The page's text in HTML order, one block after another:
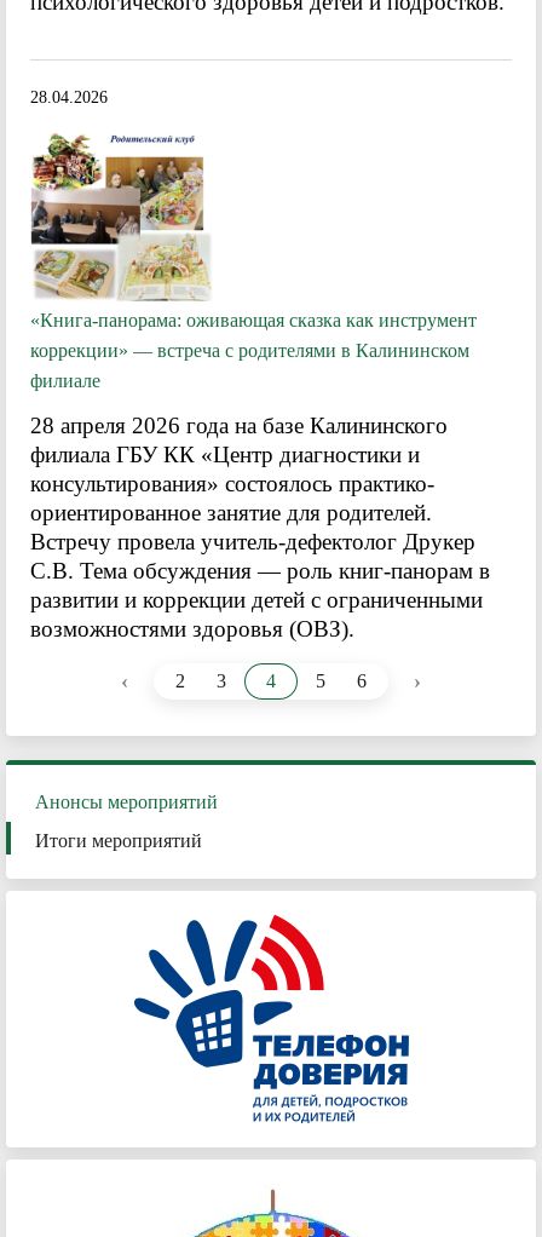
28.04.2026
«Книга-панорама: оживающая сказка как инструмент
коррекции» — встреча с родителями в Калининском
филиале
28 апреля 2026 года на базе Калининского
филиала ГБУ КК «Центр диагностики и
консультирования» состоялось практико-
ориентированное занятие для родителей.
Встречу провела учитель-дефектолог Друкер
С.В. Тема обсуждения — роль книг-панорам в
развитии и коррекции детей с ограниченными
возможностями здоровья (ОВЗ).
‹ 2 3 4 5 6 ›
Анонсы мероприятий
Итоги мероприятий